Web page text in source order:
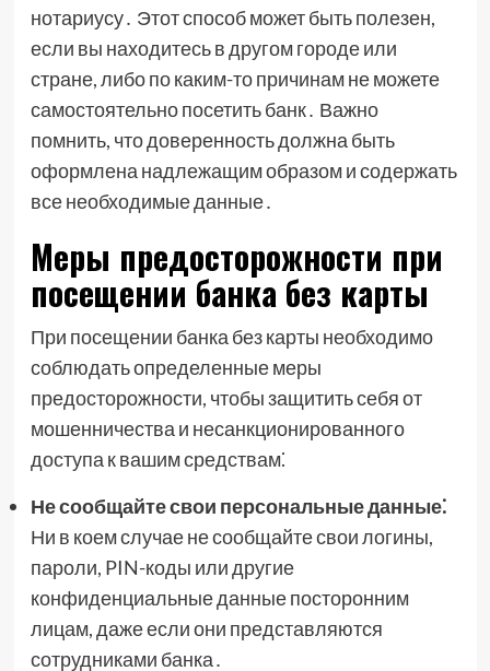
нотариусу․ Этот способ может быть полезен,
если вы находитесь в другом городе или
стране, либо по каким-то причинам не можете
самостоятельно посетить банк․ Важно
помнить, что доверенность должна быть
оформлена надлежащим образом и содержать
все необходимые данные․
Меры предосторожности при
посещении банка без карты
При посещении банка без карты необходимо
соблюдать определенные меры
предосторожности, чтобы защитить себя от
мошенничества и несанкционированного
доступа к вашим средствам⁚
Не сообщайте свои персональные данные⁚
Ни в коем случае не сообщайте свои логины,
пароли, PIN-коды или другие
конфиденциальные данные посторонним
лицам, даже если они представляются
сотрудниками банка․